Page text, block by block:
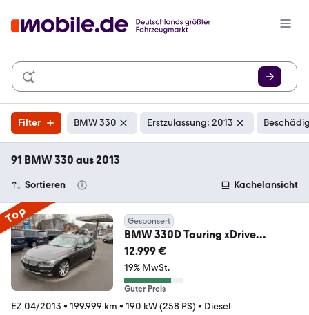
Filter BMW 330 Erstzulassung: 2013
91 BMW 330 aus 2013
Sortieren Kachelansicht
Top Gesponsert
BMW 330D Touring xDrive
HU+SERVICE
NEU/LEDER/NAVI/AH
12.999 €
19% MwSt.
Guter Preis
EZ 04/2013 • 199.999 km • 190 kW (258 PS) • Diesel